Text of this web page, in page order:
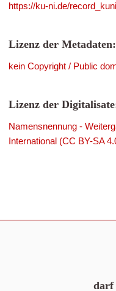
https://ku-ni.de/
Lizenz der Metadaten:
kein Copyright / Public
Lizenz der
Namensnennung -
International (CC BY-SA
darf